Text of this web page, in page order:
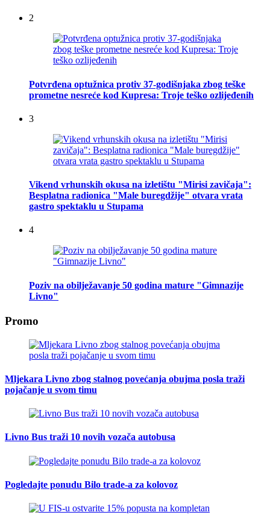
2
Potvrđena optužnica protiv 37-godišnjaka zbog teške
prometne nesreće kod Kupresa: Troje teško ozlijeđenih
3
Vikend vrhunskih okusa na izletištu "Mirisi zavičaja":
Besplatna radionica "Male buregdžije" otvara vrata
gastro spektaklu u Stupama
4
Poziv na obilježavanje 50 godina mature "Gimnazije
Livno"
Promo
Mljekara Livno zbog stalnog povećanja obujma posla traži
pojačanje u svom timu
Livno Bus traži 10 novih vozača autobusa
Pogledajte ponudu Bilo trade-a za kolovoz